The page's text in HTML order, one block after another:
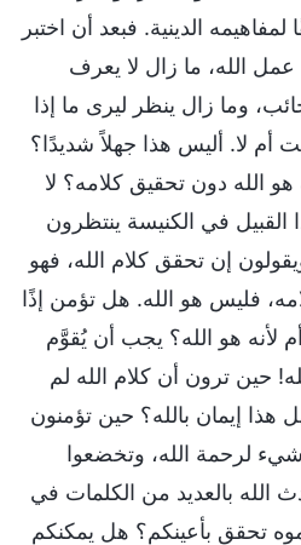
الدينية. فبعد أن اختبر
الله، ما زال لا يعرف
وما زال ينظر ليرى ما إذا
أم لا. أليس هذا جهلاً شديدًا؟
الله دون تحقيق كلامه؟ لا
في الكنيسة ينتظرون
إن تحقق كلام الله، فهو
فليس هو الله. هل تؤمن إذًا
لأنه هو الله؟ يجب أن يُقوَّم
حين ترون أن كلام الله لم
هذا إيمان بالله؟ حين تؤمنون
لرحمة الله، وتخضعوا
الله بالعديد من الكلمات في
تحقق بأعينكم؟ هل يمكنكم